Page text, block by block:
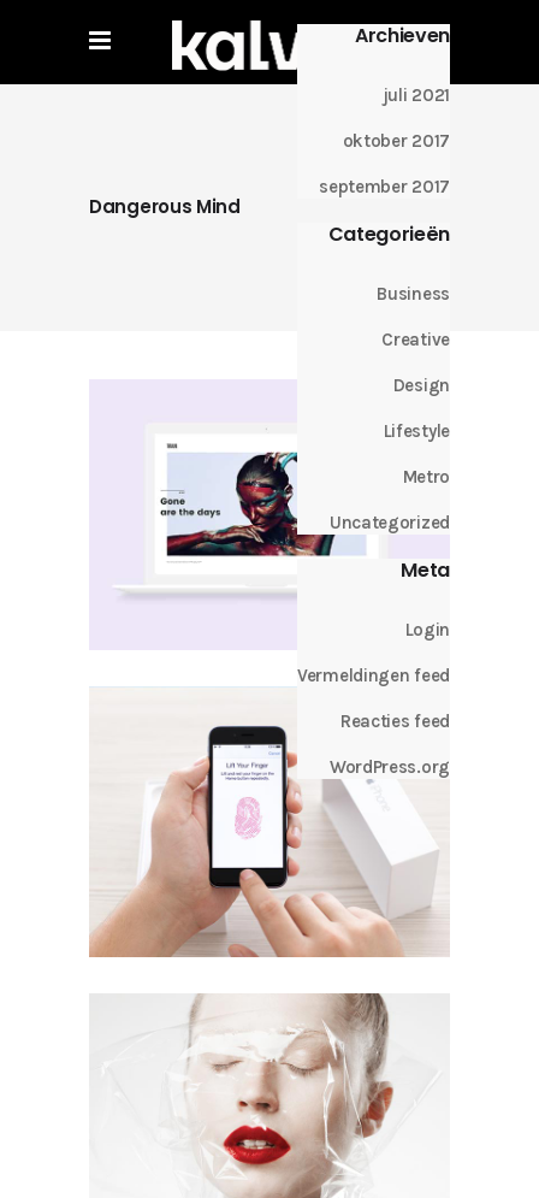
Archieven
juli 2021
oktober 2017
september 2017
Categorieën
Business
Creative
Design
Lifestyle
Metro
Uncategorized
Meta
Login
Vermeldingen feed
Reacties feed
WordPress.org
Dangerous Mind